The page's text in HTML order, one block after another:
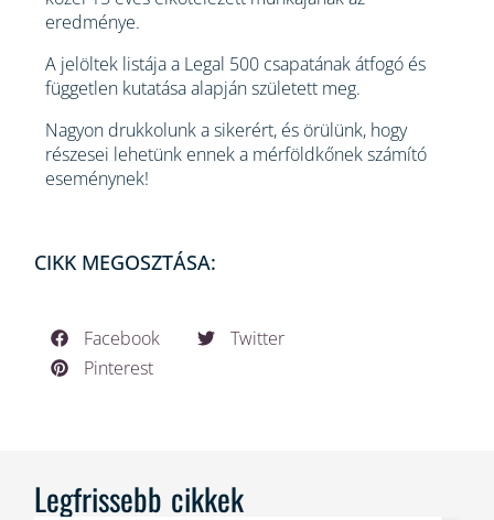
eredménye.
A jelöltek listája a Legal 500 csapatának átfogó és
független kutatása alapján született meg.
Nagyon drukkolunk a sikerért, és örülünk, hogy
részesei lehetünk ennek a mérföldkőnek számító
eseménynek!
CIKK MEGOSZTÁSA:
Facebook
Twitter
Pinterest
Legfrissebb cikkek